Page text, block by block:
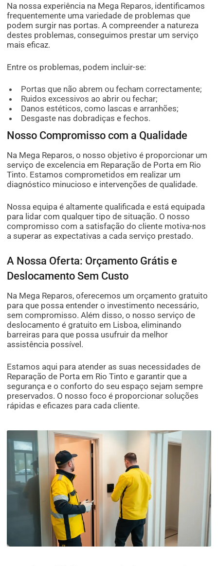
Na nossa experiência na Mega Reparos, identificamos
frequentemente uma variedade de problemas que
podem surgir nas portas. A compreender a natureza
destes problemas, conseguimos prestar um serviço
mais eficaz.
Entre os problemas, podem incluir-se:
Portas que não abrem ou fecham correctamente;
Ruidos excessivos ao abrir ou fechar;
Danos estéticos, como lascas e arranhões;
Desgaste nas dobradiças e fechos.
Nosso Compromisso com a Qualidade
Na Mega Reparos, o nosso objetivo é proporcionar um
serviço de excelencia em Reparação de Porta em Rio
Tinto. Estamos comprometidos em realizar um
diagnóstico minucioso e intervenções de qualidade.
Nossa equipa é altamente qualificada e está equipada
para lidar com qualquer tipo de situação. O nosso
compromisso com a satisfação do cliente motiva-nos
a superar as expectativas a cada serviço prestado.
A Nossa Oferta: Orçamento Grátis e
Deslocamento Sem Custo
Na Mega Reparos, oferecemos um orçamento gratuito
para que possa entender o investimento necessário,
sem compromisso. Além disso, o nosso serviço de
deslocamento é gratuito em Lisboa, eliminando
barreiras para que possa usufruir da melhor
assistência possível.
Estamos aqui para atender as suas necessidades de
Reparação de Porta em Rio Tinto e garantir que a
segurança e o conforto do seu espaço sejam sempre
preservados. O nosso foco é proporcionar soluções
rápidas e eficazes para cada cliente.